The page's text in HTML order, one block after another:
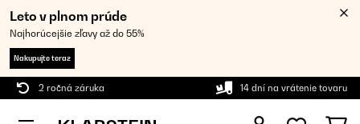
Leto v plnom prúde
Najhorúcejšie zľavy až do 55%
Nakupujte teraz
2 ročná záruka 14 dní na vrátenie tovaru